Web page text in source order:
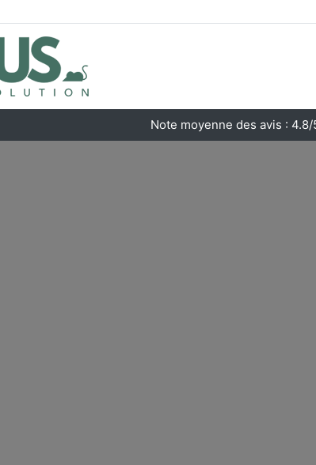
Note moyenne des avis : 4.8/